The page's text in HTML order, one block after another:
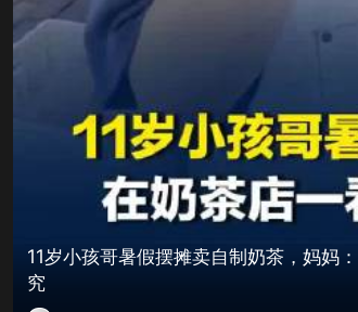
11岁小孩哥暑假摆摊卖自制奶茶，妈妈
究